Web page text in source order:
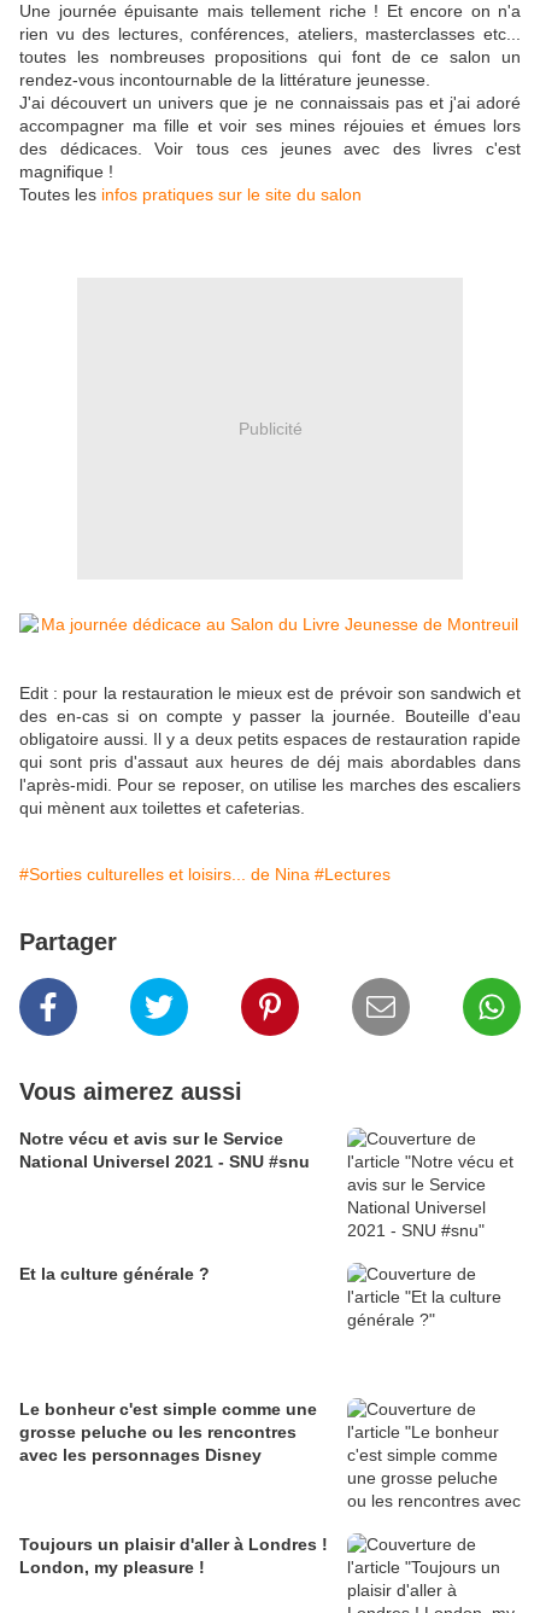
Une journée épuisante mais tellement riche ! Et encore on n'a
rien vu des lectures, conférences, ateliers, masterclasses etc...
toutes les nombreuses propositions qui font de ce salon un
rendez-vous incontournable de la littérature jeunesse.
J'ai découvert un univers que je ne connaissais pas et j'ai adoré
accompagner ma fille et voir ses mines réjouies et émues lors
des dédicaces. Voir tous ces jeunes avec des livres c'est
magnifique !
Toutes les infos pratiques sur le site du salon
Publicité
Edit : pour la restauration le mieux est de prévoir son sandwich et
des en-cas si on compte y passer la journée. Bouteille d'eau
obligatoire aussi. Il y a deux petits espaces de restauration rapide
qui sont pris d'assaut aux heures de déj mais abordables dans
l'après-midi. Pour se reposer, on utilise les marches des escaliers
qui mènent aux toilettes et cafeterias.
#Sorties culturelles et loisirs... de Nina #Lectures
Partager
Vous aimerez aussi
Notre vécu et avis sur le Service
National Universel 2021 - SNU #snu
Et la culture générale ?
Le bonheur c'est simple comme une
grosse peluche ou les rencontres
avec les personnages Disney
Toujours un plaisir d'aller à Londres !
London, my pleasure !